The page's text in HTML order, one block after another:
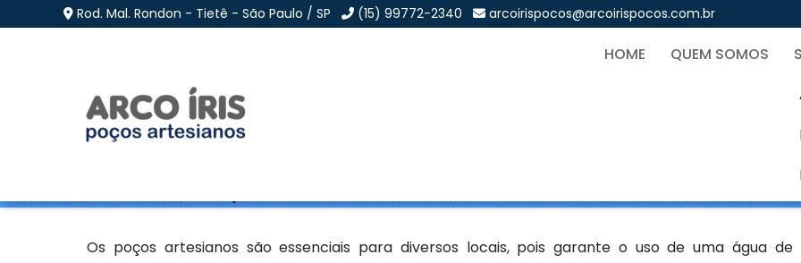
Rod. Mal. Rondon - Tietê - São Paulo / SP (15) 99772-2340 arcoirispocos@arcoirispocos.com.br
HOME QUEM SOMOS
Poços Artesianos
Os poços artesianos são essenciais para diversos locais, pois garante o uso de uma água de